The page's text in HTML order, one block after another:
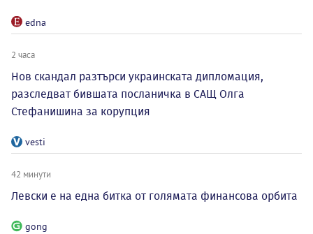
edna
2 часа
Нов скандал разтърси украинската дипломация,
разследват бившата посланичка в САЩ Олга
Стефанишина за корупция
vesti
42 минути
Левски е на една битка от голямата финансова орбита
gong